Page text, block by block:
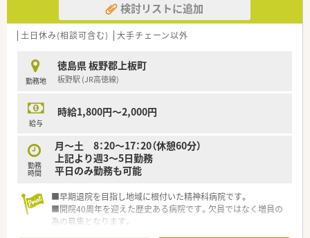
検討リストに追加
土日休み(相談可含む) 大手チェーン以外
勤務地
徳島県 板野郡上板町
板野駅 (JR高徳線)
給与
時給1,800円～2,000円
勤務
時間
月～土 8：20～17：20（休憩60分）
上記より週3～5日勤務
平日のみ勤務も可能
■早期退院を目指し地域に根付いた精神科病院です。
■開院40周年を迎えた歴史ある病院です。欠員ではなく増員の
為の募集となります。